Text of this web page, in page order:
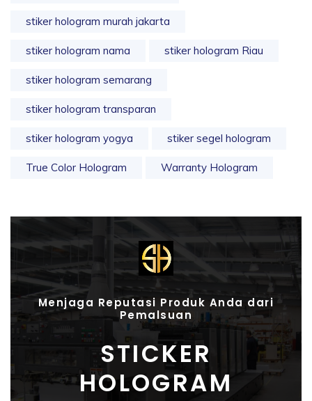
stiker hologram murah jakarta
stiker hologram nama stiker hologram Riau
stiker hologram semarang
stiker hologram transparan
stiker hologram yogya stiker segel hologram
True Color Hologram Warranty Hologram
Menjaga Reputasi Produk Anda dari
Pemalsuan
STICKER
HOLOGRAM